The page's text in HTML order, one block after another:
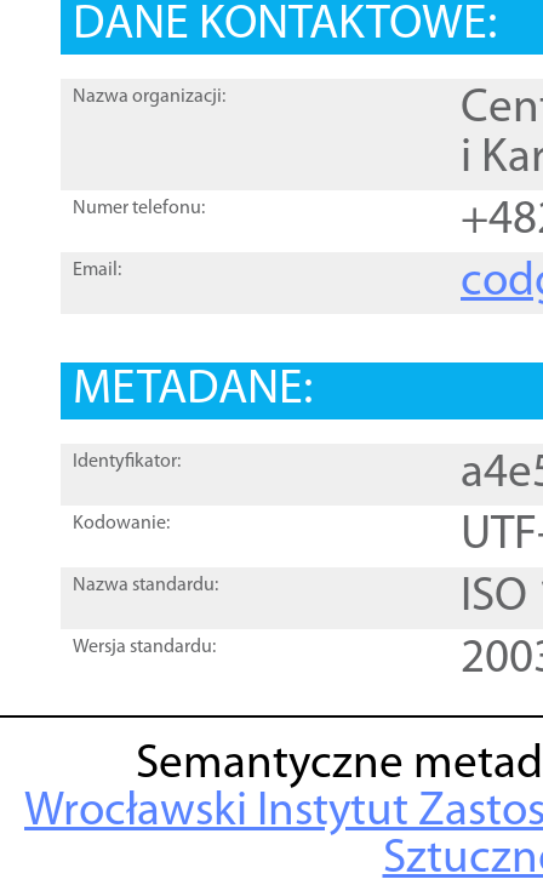
DANE KONTAKTOWE:
Nazwa organizacji:
i
Numer telefonu:
Email:
METADANE:
Identyfikator:
Kodowanie:
Nazwa standardu:
Wersja standardu:
Semantyczne
Wrocławski Instytut